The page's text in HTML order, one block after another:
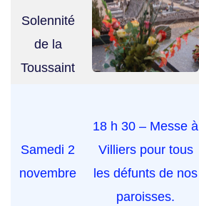
Solennité
de la
Toussaint
Samedi 2
novembre
18 h 30 – Messe à
Villiers pour tous
les défunts de nos
paroisses.